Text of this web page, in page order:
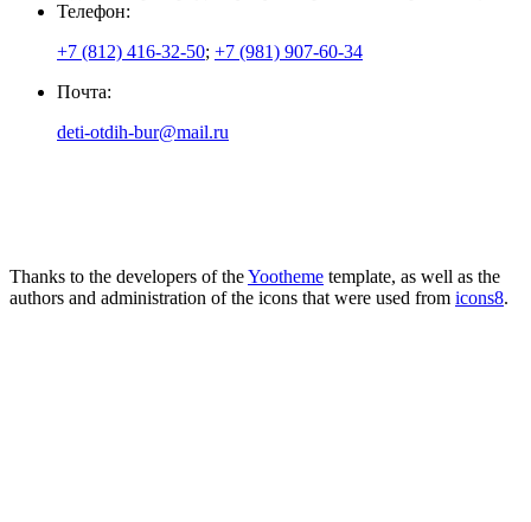
Телефон:
+7 (812) 416-32-50; +7 (981) 907-60-34
Почта:
deti-otdih-bur@mail.ru
Thanks to the developers of theYootheme template, as well as the
authors and administration of the icons that were used from icons8.